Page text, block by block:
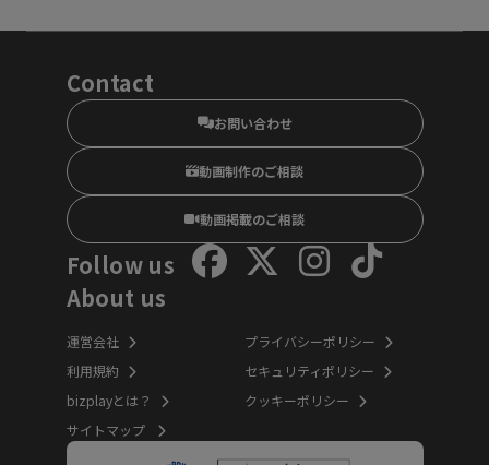
Contact
お問い合わせ
動画制作のご相談
動画掲載のご相談
Follow us
About us
運営会社
利用規約
bizplayとは？
サイトマップ
プライバシーポリシー
セキュリティポリシー
クッキーポリシー